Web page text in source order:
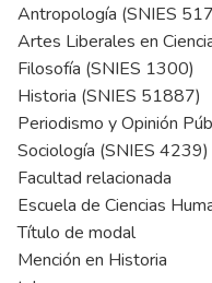
Antropología (SNIES
Artes Liberales en
Filosofía (SNIES 1300)
Historia (SNIES 51887)
Periodismo y Opinión
Sociología (SNIES 4239)
Facultad relacionada
Escuela de Ciencias
Título de modal
Mención en Historia